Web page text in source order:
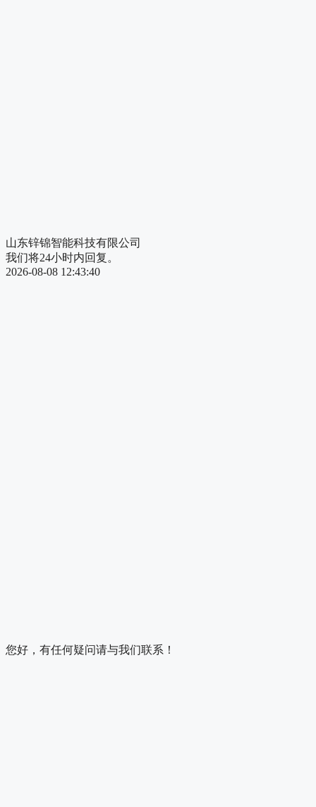
山东锌锦智能科技有限公司
我们将24小时内回复。
2026-08-08 12:43:40
您好，有任何疑问请与我们联系！